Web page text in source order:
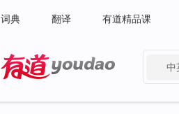
词典 翻译 有道精品课
中